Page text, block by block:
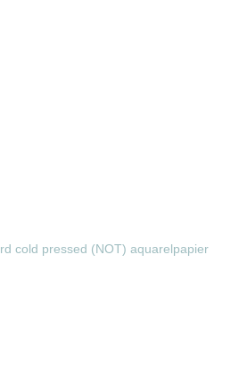
cold pressed (NOT) aquarelpapier